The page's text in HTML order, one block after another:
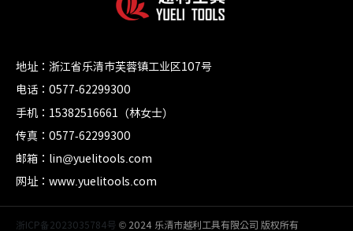
地址：浙江省乐清市芙蓉镇工业区107号
电话：0577-62299300
手机：15382516661（林女士）
传真：0577-62299300
邮箱：lin@yuelitools.com
网址：www.yuelitools.com
浙ICP备2023035784号 © 2024 乐清市越利工具有限公司 版权所有